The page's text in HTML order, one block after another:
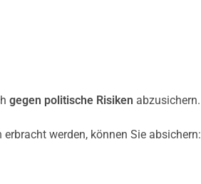
gegen politische Risiken abzusichern.
werden, können Sie absichern: